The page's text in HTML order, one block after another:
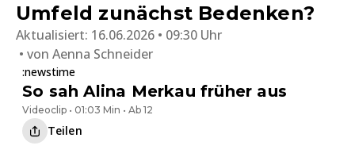
Umfeld zunächst Bedenken?
Aktualisiert: 16.06.2026 • 09:30 Uhr
von Aenna Schneider
:newstime
So sah Alina Merkau früher aus
Videoclip • 01:03 Min • Ab 12
Teilen